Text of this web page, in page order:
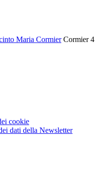
Maria Cormier Cormier 4
cookie
dati della Newsletter